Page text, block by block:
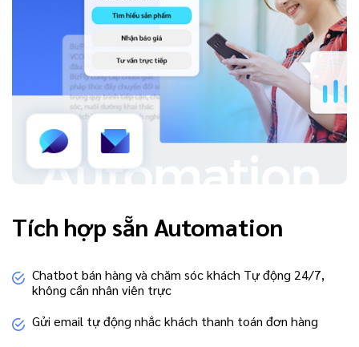
Tích hợp sẵn Automation
Chatbot bán hàng và chăm sóc khách Tự động 24/7,
không cần nhân viên trực
Gửi email tự động nhắc khách thanh toán đơn hàng